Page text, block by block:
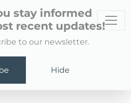
stay informed
recent updates!
to our newsletter.
Hide